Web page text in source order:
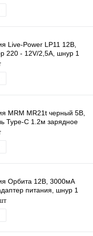
Live-Power LP11 12В,
220 - 12V/2,5A, шнур 1
мм
MRM MR21t черный 5В,
Type-C 1.2м зарядное
USB портом
Орбита 12В, 3000мА
питания, шнур 1
мм